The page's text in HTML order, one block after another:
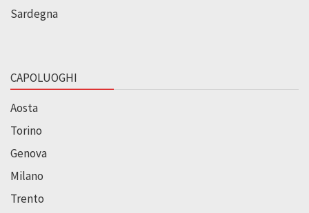
Sardegna
CAPOLUOGHI
Aosta
Torino
Genova
Milano
Trento